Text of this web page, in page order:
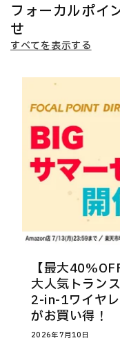
フォーカルポイ
せ
すべてを表示する
【最大
大人気トラン
2-in-1ワイヤ
がお買い得！
2026年7月10日